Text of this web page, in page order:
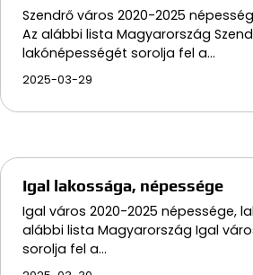
Szendrő város 2020-2025
Az alábbi lista Magyarország
lakónépességét sorolja fel a…
2025-03-29
Igal lakossága, népessége
Igal város 2020-2025 népessége,
alábbi lista Magyarország Igal
sorolja fel a…